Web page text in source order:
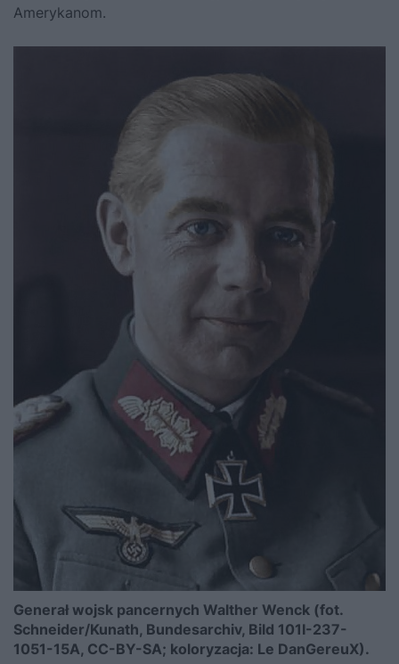
Amerykanom.
Generał wojsk pancernych Walther Wenck (fot.
Schneider/Kunath, Bundesarchiv, Bild 101I-237-
1051-15A, CC-BY-SA; koloryzacja: Le DanGereuX).